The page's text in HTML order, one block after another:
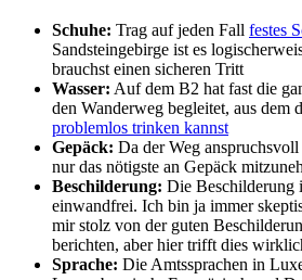
Schuhe: Trag auf jeden Fall festes
Sandsteingebirge ist es
brauchst einen sicheren Tritt
Wasser: Auf dem B2 hat fast die
den Wanderweg begleitet, aus dem
problemlos trinken kannst
Gepäck: Da der Weg
nur das nötigste an Gepäck
Beschilderung: Die
einwandfrei. Ich bin ja immer
mir stolz von der guten
berichten, aber hier trifft dies
Sprache: Die Amtssprachen in